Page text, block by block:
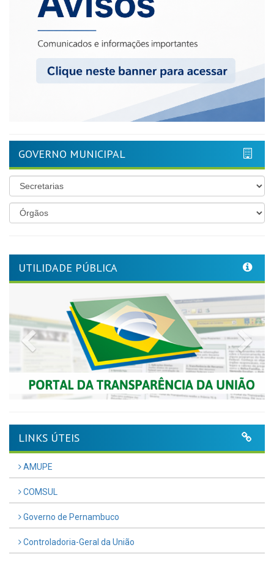
GOVERNO MUNICIPAL
UTILIDADE PÚBLICA
Previous
LINKS ÚTEIS
AMUPE
COMSUL
Governo de Pernambuco
Controladoria-Geral da União